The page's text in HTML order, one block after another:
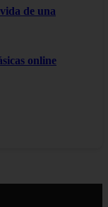
de una
online